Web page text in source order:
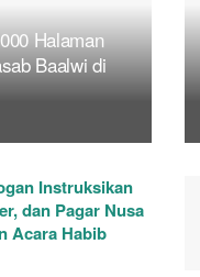
Halaman
Baalwi di
Instruksikan
dan Pagar Nusa
Acara Habib